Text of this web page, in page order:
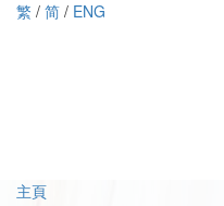
繁 / 简 / ENG
主頁